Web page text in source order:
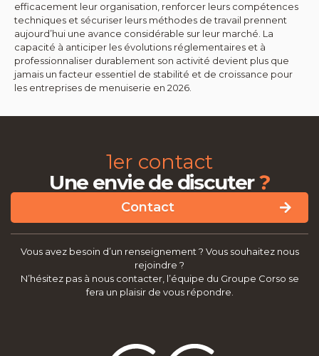
efficacement leur organisation, renforcer leurs compétences
techniques et sécuriser leurs méthodes de travail prennent
aujourd’hui une avance considérable sur leur marché. La
capacité à anticiper les évolutions réglementaires et à
professionnaliser durablement son activité devient plus que
jamais un facteur essentiel de stabilité et de croissance pour
les entreprises de menuiserie en 2026.
1er contact
Une envie de discuter?
Contact
Vous avez besoin d’un renseignement ? Vous souhaitez nous
rejoindre ?
N’hésitez pas à nous contacter, l’équipe du Groupe Corso se
fera un plaisir de vous répondre.